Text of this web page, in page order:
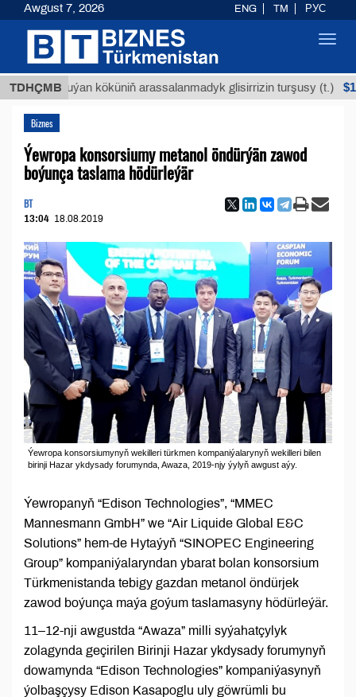
TDHÇMB
Buýan köküniň arassalanmadyk glisirrizin turşusy (t.) $12935,18
Biznes
Ýewropa konsorsiumy metanol öndürýän zawod
boýunça taslama hödürleýär
BT
13:04 18.08.2019
Ýewropa konsorsiumynyň wekilleri türkmen kompaniýalarynyň wekilleri bilen
birinji Hazar ykdysady forumynda, Awaza, 2019-njy ýylyň awgust aýy.
Ýewropanyň “Edison Technologies”, “MMEC
Mannesmann GmbH” we “Air Liquide Global E&C
Solutions” hem-de Hytaýyň “SINOPEC Engineering
Group” kompaniýalaryndan ybarat bolan konsorsium
Türkmenistanda tebigy gazdan metanol öndürjek
zawod boýunça maýa goýum taslamasyny hödürleýär.
11–12-nji awgustda “Awaza” milli syýahatçylyk
zolagynda geçirilen Birinji Hazar ykdysady forumynyň
dowamynda “Edison Technologies” kompaniýasynyň
ýolbaşçysy Edison Kasapoglu uly göwrümli bu
Awgust 7, 2026 ENG TM РУС